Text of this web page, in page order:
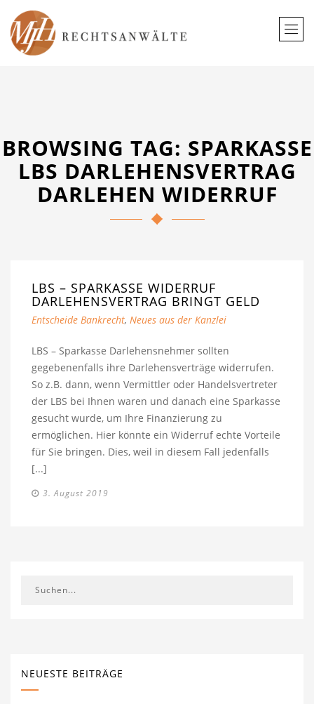
BROWSING TAG: SPARKASSE
LBS DARLEHENSVERTRAG
DARLEHEN WIDERRUF
LBS – SPARKASSE WIDERRUF
DARLEHENSVERTRAG BRINGT GELD
Entscheide Bankrecht, Neues aus der Kanzlei
LBS – Sparkasse Darlehensnehmer sollten
gegebenenfalls ihre Darlehensverträge widerrufen.
So z.B. dann, wenn Vermittler oder Handelsvertreter
der LBS bei Ihnen waren und danach eine Sparkasse
gesucht wurde, um Ihre Finanzierung zu
ermöglichen. Hier könnte ein Widerruf echte Vorteile
für Sie bringen. Dies, weil in diesem Fall jedenfalls
[...]
3. August 2019
NEUESTE BEITRÄGE